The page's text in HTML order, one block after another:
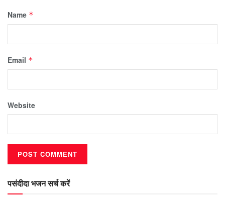
Name *
Email *
Website
पसंदीदा भजन सर्च करें